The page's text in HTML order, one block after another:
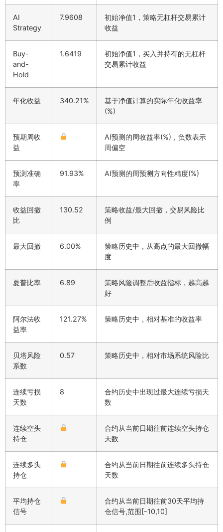
AI
Strategy
7.9608
初始净值1，策略无杠杆交易累计
收益
Buy-
and-
Hold
1.6419
初始净值1，买入并持有的无杠杆
交易累计收益
年化收益 340.21%
基于净值计算的实际年化收益率
(%)
预期周收
益
AI预测的周收益率(%)，负数表示
周偏空
预测准确
率
91.93% AI预测的周预测方向性精度(%)
收益回撤
比
130.52
策略收益/最大回撤，交易风险比
例
最大回撤 6.00%
策略历史中，从高点的最大回撤幅
度
夏普比率 6.89
策略风险调整后收益指标，越高越
好
阿尔法收
益率
121.27% 策略历史中，相对基准的收益率
贝塔风险
系数
0.57 策略历史中，相对市场系统风险比
连续亏损
天数
8
合约历史中出现过最大连续亏损天
数
连续空头
持仓
合约从当前日期往前连续空头持仓
天数
连续多头
持仓
合约从当前日期往前连续多头持仓
天数
平均持仓
信号
合约从当前日期往前30天平均持
仓信号,范围[-10,10]